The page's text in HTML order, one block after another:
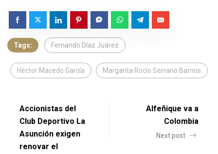
Tags: Fernando Díaz Juárez
Héctor Macedo García Margarita Rocío Serrano Barrios
Accionistas del
Club Deportivo La
Asunción exigen
renovar el
Alfeñique va a
Colombia
Next post